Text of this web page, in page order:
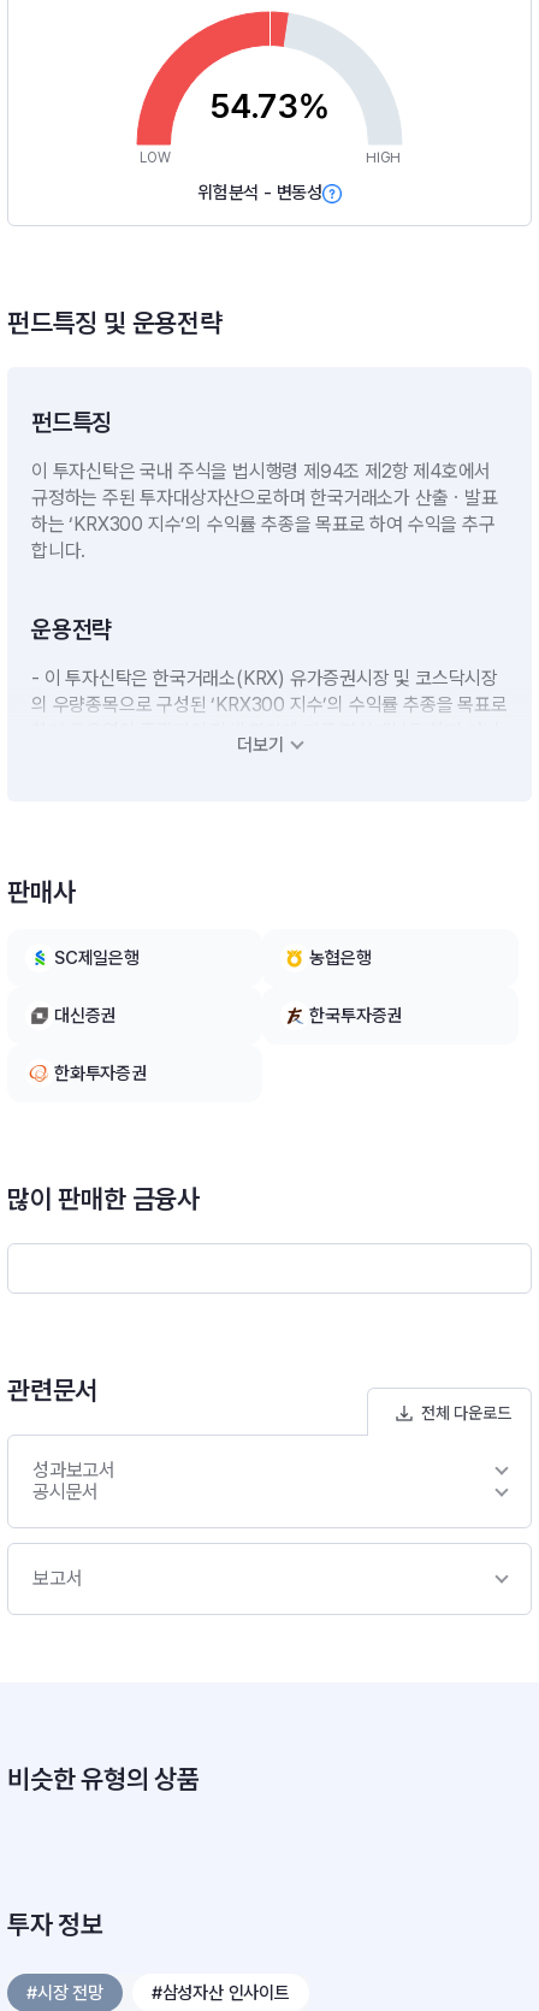
54.73%
LOW HIGH
위험분석 - 변동성
펀드특징 및 운용전략
펀드특징
이 투자신탁은 국내 주식을 법시행령 제94조 제2항 제4호에서
규정하는 주된 투자대상자산으로하며 한국거래소가 산출ㆍ발표
하는 ‘KRX300 지수’의 수익률 추종을 목표로 하여 수익을 추구
합니다.
운용전략
- 이 투자신탁은 한국거래소(KRX) 유가증권시장 및 코스닥시장
의 우량종목으로 구성된 ‘KRX300 지수’의 수익률 추종을 목표로
하여 운용역의 주관적인 장세 판단에 따른 자산배분을 하지 아니
하고, ‘KRX300 지수’의 종목을 기초로 포트폴리오를 구성하여
다만, 이러한 초과수익 전략은 지수 수익률 추종이라는 투자목적
00 지수 × 100%)
더보기
판매사
SC제일은행 농협은행
대신증권 한국투자증권
한화투자증권
많이 판매한 금융사
관련문서
전체 다운로드
성과보고서
공시문서
보고서
비슷한 유형의 상품
투자 정보
#시장 전망 #삼성자산 인사이트